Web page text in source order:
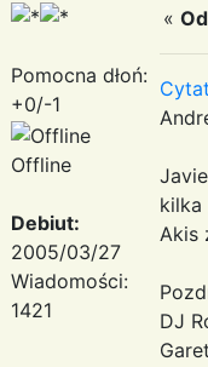
Pomocna dłoń:
+0/-1
Offline
Debiut:
2005/03/27
Wiadomości:
1421
«
kilka
Akis
DJ